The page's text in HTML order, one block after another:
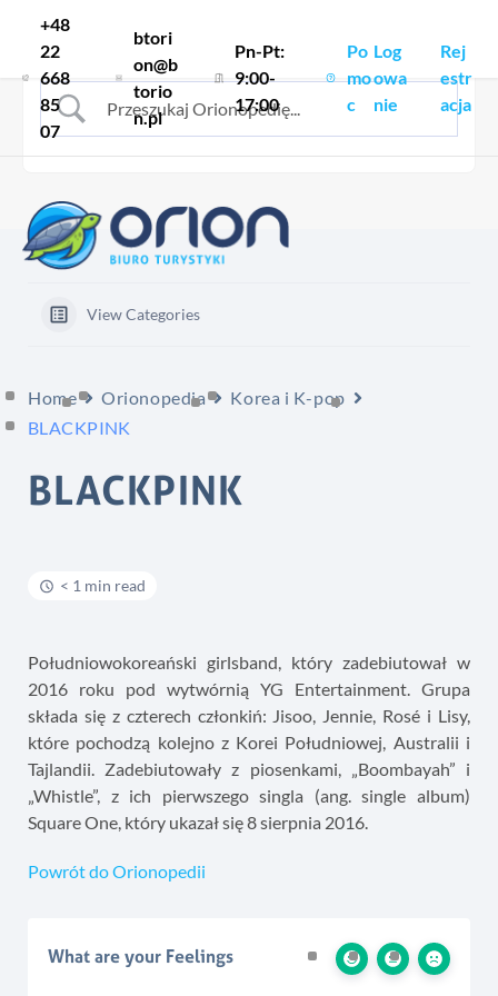
+48
22
668
85
07
btori
on@b
torio
n.pl
Pn-Pt:
9:00-
17:00
Po
mo
c
Log
owa
nie
Rej
estr
acja
View Categories
Home Orionopedia
Korea i K-pop
BLACKPINK
BLACKPINK
< 1 min read
Południowokoreański girlsband, który zadebiutował w
2016 roku pod wytwórnią YG Entertainment. Grupa
składa się z czterech członkiń: Jisoo, Jennie, Rosé i Lisy,
które pochodzą kolejno z Korei Południowej, Australii i
Tajlandii. Zadebiutowały z piosenkami, „Boombayah” i
„Whistle”, z ich pierwszego singla (ang. single album)
Square One, który ukazał się 8 sierpnia 2016.
Powrót do Orionopedii
What are your Feelings